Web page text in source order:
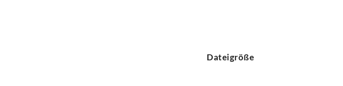
Dateigröße